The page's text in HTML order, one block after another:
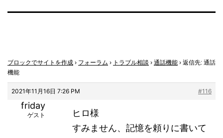
ブロックでサイトを作成 › フォーラム › トラブル相談 › 通話機能 › 返信先: 通話
機能
2021年11月16日 7:26 PM #116
friday
ゲスト
ヒロ様
すみません、記憶を頼りに書いて